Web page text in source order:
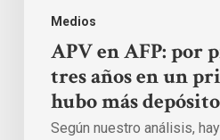
Medios
APV en AFP: por
tres años en un
hubo más
Según nuestro análisis,